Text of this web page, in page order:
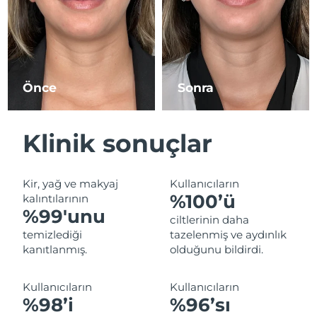
Önce Sonra
Klinik sonuçlar
Kir, yağ ve makyaj
kalıntılarının
%99'unu
temizlediği
kanıtlanmış.
Kullanıcıların
%100’ü
ciltlerinin daha
tazelenmiş ve aydınlık
olduğunu bildirdi.
Kullanıcıların
%98’i
Kullanıcıların
%96’sı
İsrail
Tahmini teslim tarihi
13/08/2026
İtalya
Tahmini teslim tarihi
09/08/2026
Japonya
Tahmini teslim tarihi
Jersey
Tahmini teslim tarihi
Kazakistan
Tahmini teslim tarihi
Kuveyt
Tahmini teslim tarihi
09/08/2026
Letonya